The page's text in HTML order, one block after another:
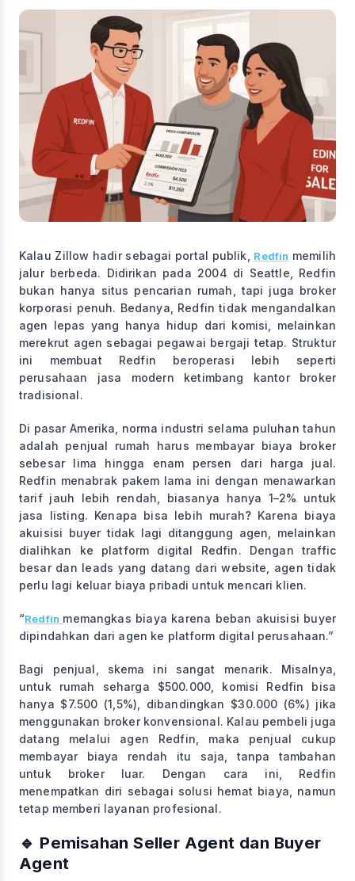
Kalau Zillow hadir sebagai portal publik, Redfin memilih
jalur berbeda. Didirikan pada 2004 di Seattle, Redfin
bukan hanya situs pencarian rumah, tapi juga broker
korporasi penuh. Bedanya, Redfin tidak mengandalkan
agen lepas yang hanya hidup dari komisi, melainkan
merekrut agen sebagai pegawai bergaji tetap. Struktur
ini membuat Redfin beroperasi lebih seperti
perusahaan jasa modern ketimbang kantor broker
tradisional.
Di pasar Amerika, norma industri selama puluhan tahun
adalah penjual rumah harus membayar biaya broker
sebesar lima hingga enam persen dari harga jual.
Redfin menabrak pakem lama ini dengan menawarkan
tarif jauh lebih rendah, biasanya hanya 1–2% untuk
jasa listing. Kenapa bisa lebih murah? Karena biaya
akuisisi buyer tidak lagi ditanggung agen, melainkan
dialihkan ke platform digital Redfin. Dengan traffic
besar dan leads yang datang dari website, agen tidak
perlu lagi keluar biaya pribadi untuk mencari klien.
“Redfin memangkas biaya karena beban akuisisi buyer
dipindahkan dari agen ke platform digital perusahaan.”
Bagi penjual, skema ini sangat menarik. Misalnya,
untuk rumah seharga $500.000, komisi Redfin bisa
hanya $7.500 (1,5%), dibandingkan $30.000 (6%) jika
menggunakan broker konvensional. Kalau pembeli juga
datang melalui agen Redfin, maka penjual cukup
membayar biaya rendah itu saja, tanpa tambahan
untuk broker luar. Dengan cara ini, Redfin
menempatkan diri sebagai solusi hemat biaya, namun
tetap memberi layanan profesional.
🔹 Pemisahan Seller Agent dan Buyer
Agent